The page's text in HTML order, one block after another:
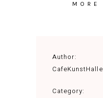
MORE
Author:
CafeKunstHalle
Category: